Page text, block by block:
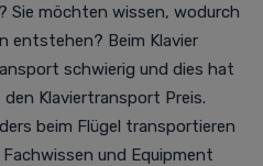
Sie möchten wissen, wodurch
entstehen? Beim Klavier
schwierig und dies hat
Klaviertransport Preis.
beim Flügel transportieren
und Equipment